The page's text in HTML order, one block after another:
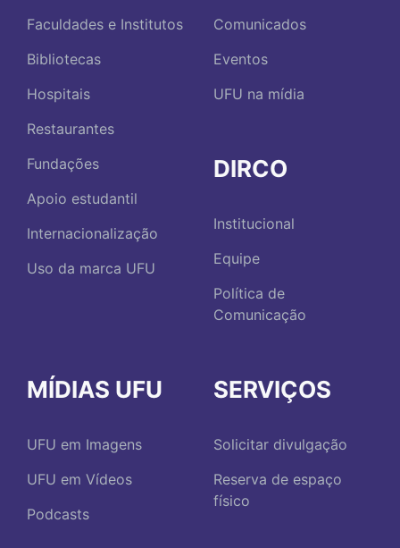
Faculdades e Institutos
Bibliotecas
Hospitais
Restaurantes
Fundações
Apoio estudantil
Internacionalização
Uso da marca UFU
Comunicados
Eventos
UFU na mídia
DIRCO
Institucional
Equipe
Política de
Comunicação
MÍDIAS UFU
UFU em Imagens
UFU em Vídeos
Podcasts
SERVIÇOS
Solicitar divulgação
Reserva de espaço
físico